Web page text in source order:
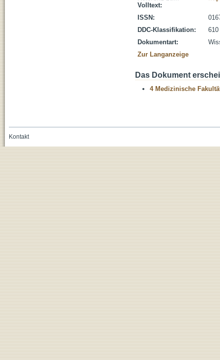
Volltext:
ISSN:
DDC-Klassifikation:
Dokumentart:
Zur Langanzeige
Das Dokument
4 Medizinische
Kontakt